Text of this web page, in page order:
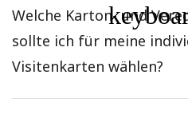
Welche Karton- und
sollte ich für meine
Visitenkarten wählen?